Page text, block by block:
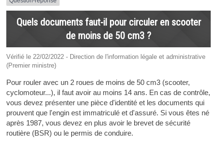
Quels documents faut-il pour circuler en scooter
de moins de 50 cm3 ?
Vérifié le 22/02/2022 - Direction de l'information légale et administrative
(Premier ministre)
Pour rouler avec un 2 roues de moins de 50 cm3 (scooter,
cyclomoteur...), il faut avoir au moins 14 ans. En cas de contrôle,
vous devez présenter une pièce d'identité et les documents qui
prouvent que l'engin est immatriculé et d'assuré. Si vous êtes né
après 1987, vous devez en plus avoir le brevet de sécurité
routière (BSR) ou le permis de conduire.